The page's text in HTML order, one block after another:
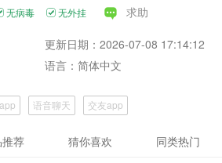
无病毒 无外挂 求助
更新日期：2026-07-08 17:14:12
语言：简体中文
语音聊天 交友app
荐 猜你喜欢 同类热门